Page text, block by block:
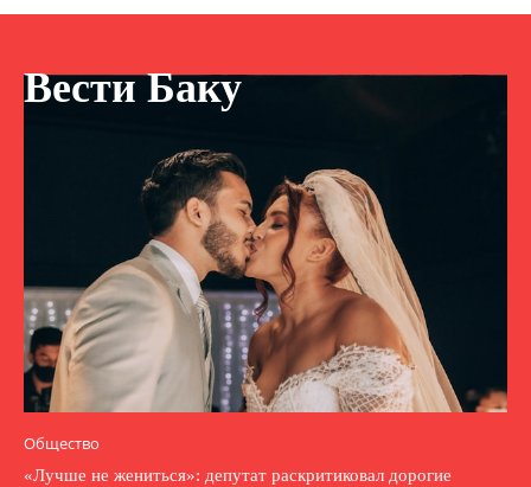
Вести Баку
Общество
«Лучше не жениться»: депутат раскритиковал дорогие